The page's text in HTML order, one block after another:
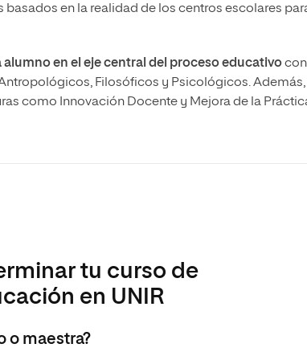
basados en la realidad de los centros escolares
alumno en el eje central del proceso educativocon
Filosóficos y Psicológicos. Además,
como Innovación Docente y Mejora de la
tu curso de
en UNIR
o maestra?